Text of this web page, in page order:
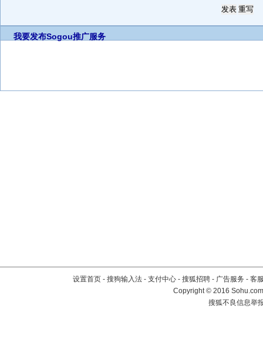
我要发布Sogou推广服务
设置首页 - 搜狗输入法 - 支付中心 - 搜狐招聘 - 广告服务 - 客
Copyright©2016
搜狐不良信息举